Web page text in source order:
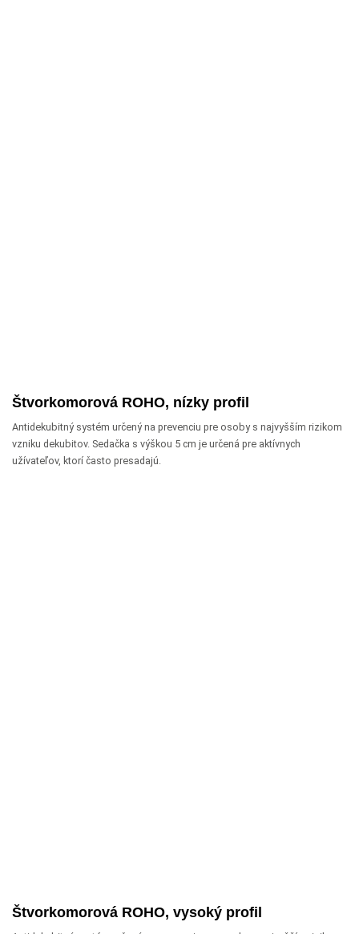
Štvorkomorová ROHO, nízky profil
Antidekubitný systém určený na prevenciu pre osoby s najvyšším rizikom
vzniku dekubitov. Sedačka s výškou 5 cm je určená pre aktívnych
užívateľov, ktorí často presadajú.
Štvorkomorová ROHO, vysoký profil